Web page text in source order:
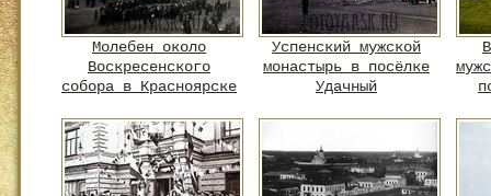
Молебен около
Воскресенского
собора в Красноярске
Успенский мужской
монастырь в посёлке
Удачный